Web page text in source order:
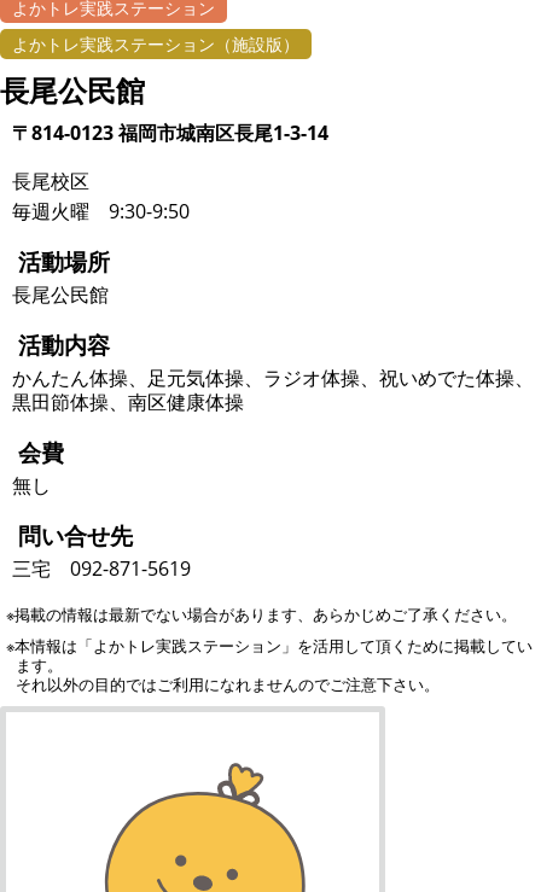
よかトレ実践ステーション
よかトレ実践ステーション（施設版）
長尾公民館
〒814-0123 福岡市城南区長尾1-3-14
長尾校区
毎週火曜 9:30-9:50
活動場所
長尾公民館
活動内容
かんたん体操、足元気体操、ラジオ体操、祝いめでた体操、
黒田節体操、南区健康体操
会費
無し
問い合せ先
三宅 092-871-5619
※掲載の情報は最新でない場合があります、あらかじめご了承ください。
※本情報は「よかトレ実践ステーション」を活用して頂くために掲載してい
ます。
それ以外の目的ではご利用になれませんのでご注意下さい。